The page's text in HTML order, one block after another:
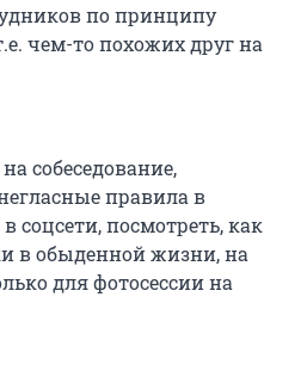
по принципу
чем-то похожих друг на
собеседование,
правила в
соцсети, посмотреть, как
в обыденной жизни, на
для фотосессии на